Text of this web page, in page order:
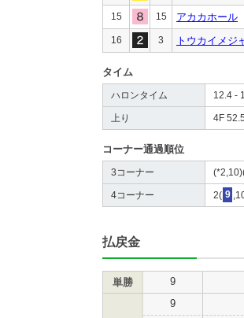
15 15 アカカホール
16 3 トウカイメジ
タイム
ハロンタイム 12.4 -
上り 4F
コーナー通過順位
3コーナー
4コーナー 2( 9
払戻金
単勝 9
9